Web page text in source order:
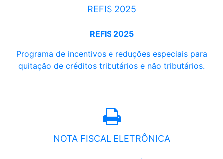
REFIS 2025
REFIS 2025
Programa de incentivos e reduções especiais para
quitação de créditos tributários e não tributários.
NOTA FISCAL ELETRÔNICA